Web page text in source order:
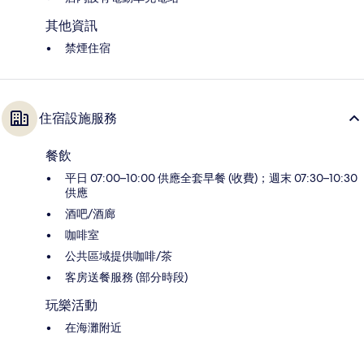
其他資訊
禁煙住宿
住宿設施服務
餐飲
平日 07:00–10:00 供應全套早餐 (收費)；週末 07:30–10:30
供應
酒吧/酒廊
咖啡室
公共區域提供咖啡/茶
客房送餐服務 (部分時段)
玩樂活動
在海灘附近